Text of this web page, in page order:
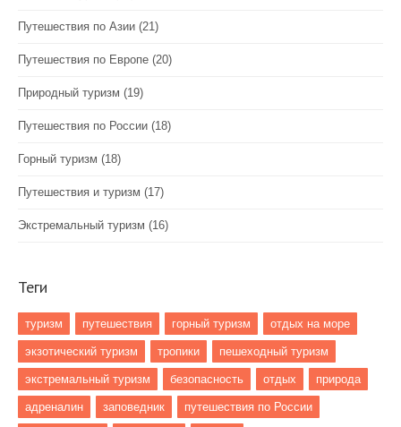
Путешествия по Азии (21)
Путешествия по Европе (20)
Природный туризм (19)
Путешествия по России (18)
Горный туризм (18)
Путешествия и туризм (17)
Экстремальный туризм (16)
Теги
туризм путешествия горный туризм отдых на море
экзотический туризм тропики пешеходный туризм
экстремальный туризм безопасность отдых природа
адреналин заповедник путешествия по России